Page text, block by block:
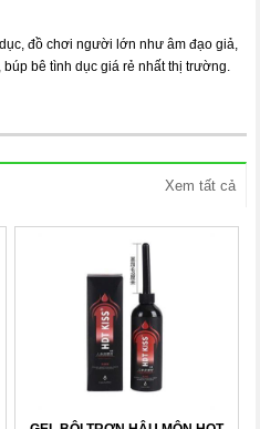
đồ chơi người lớn như âm đạo giả,
bê tình dục giá rẻ nhất thị trường.
Xem tất cả